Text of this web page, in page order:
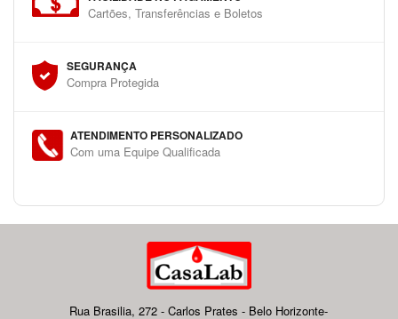
Cartões, Transferências e Boletos
SEGURANÇA
Compra Protegida
ATENDIMENTO PERSONALIZADO
Com uma Equipe Qualificada
Rua Brasilia, 272 - Carlos Prates - Belo Horizonte-